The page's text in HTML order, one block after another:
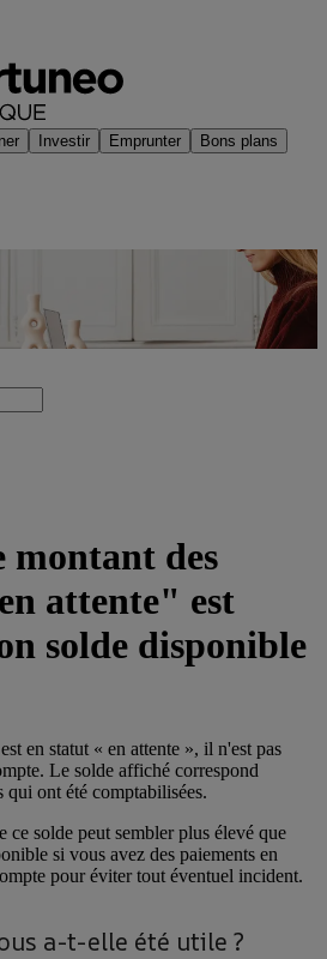
Investir Emprunter
Bons plans
montant des
attente" est
solde disponible
en statut « en attente », il n'est pas
Le solde affiché correspond
ont été comptabilisées.
solde peut sembler plus élevé que
si vous avez des paiements en
pour éviter tout éventuel incident.
a-t-elle été utile ?